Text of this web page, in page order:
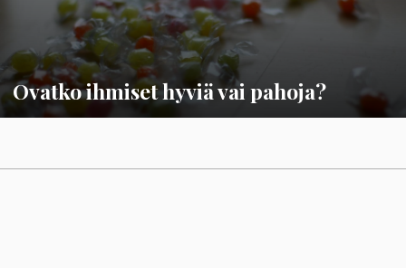
Ovatko ihmiset hyviä vai pahoja?